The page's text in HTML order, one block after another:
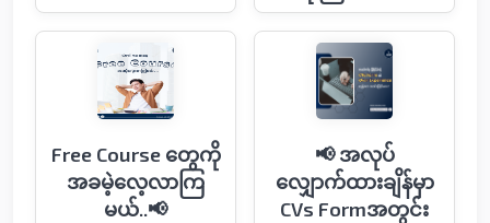
Free Course တွေကို
အခမဲ့လေ့လာကြ
မယ်..📢
📢 အလုပ်
လျှောက်ထားချိန်မှာ
CVs Formအတွင်း